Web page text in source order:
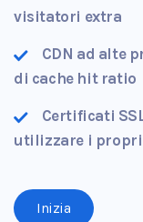
visitatori extra
CDN ad alte
di cache hit ratio
Certificati
utilizzare i
Inizia